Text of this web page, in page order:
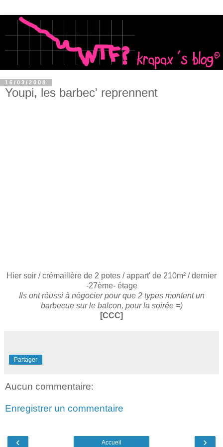
16/03/2008
Youpi, les barbec' reprennent
Hier soir / crémaillère de 2 potes / appart' de 210m² / dernier
-27ème- étage
Ils ont réussi à négocier pour que 2 types montent un
barbecue sur le balcon, pour la soirée =)
[CCC]
Partager
Aucun commentaire:
Enregistrer un commentaire
‹ ›
Accueil